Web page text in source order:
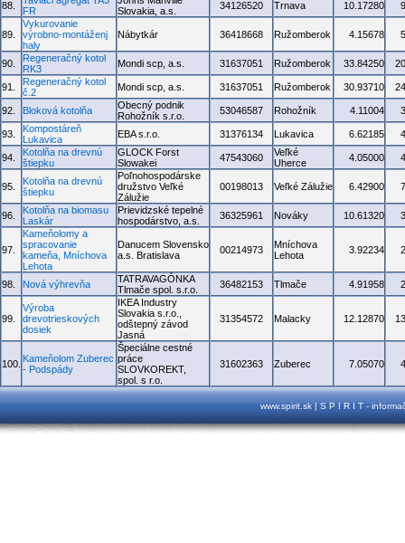
88.
FR
Slovakia, a.s.
34126520 Trnava 10.17280
89.
Vykurovanie
výrobno-montáženj
haly
Nábytkár 36418668 Ružomberok 4.15678
90.
Regeneračný kotol
RK3
Mondi scp, a.s. 31637051 Ružomberok 33.84250
91.
Regeneračný kotol
č.2
Mondi scp, a.s. 31637051 Ružomberok 30.93710
92. Bloková kotolňa
Obecný podnik
Rohožník s.r.o.
53046587 Rohožník 4.11004
93.
Kompostáreň
Lukavica
EBA s.r.o. 31376134 Lukavica 6.62185
94.
Kotolňa na drevnú
štiepku
GLOCK Forst
Slowakei
47543060
Veľké
Uherce
4.05000
95.
Kotolňa na drevnú
štiepku
Poľnohospodárske
družstvo Veľké
Zálužie
00198013 Veľké Zálužie 6.42900
96.
Kotolňa na biomasu
Laskár
Prievidzské tepelné
hospodárstvo, a.s.
36325961 Nováky 10.61320
97.
Kameňolomy a
spracovanie
kameňa, Mníchova
Lehota
Danucem Slovensko
a.s. Bratislava
00214973
Mníchova
Lehota
3.92234
98. Nová výhrevňa
TATRAVAGÓNKA
Tlmače spol. s.r.o.
36482153 Tlmače 4.91958
99.
Výroba
drevotrieskových
dosiek
IKEA Industry
Slovakia s.r.o.,
odštepný závod
Jasná
31354572 Malacky 12.12870
100. Kameňolom Zuberec
- Podspády
Špeciálne cestné
práce
SLOVKOREKT,
spol. s r.o.
31602363 Zuberec 7.05070
www.spirit.sk | S P I R I T -